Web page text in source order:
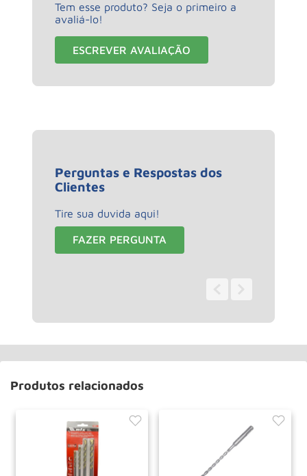
Tem esse produto? Seja o primeiro a
avaliá-lo!
ESCREVER AVALIAÇÃO
Perguntas e Respostas dos
Clientes
Tire sua duvida aqui!
FAZER PERGUNTA
Produtos relacionados